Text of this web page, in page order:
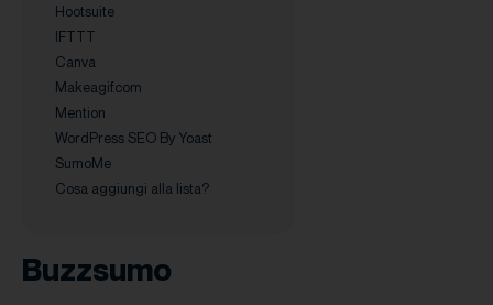
Hootsuite
IFTTT
Canva
Makeagif.com
Mention
WordPress SEO By Yoast
SumoMe
Cosa aggiungi alla lista?
Buzzsumo